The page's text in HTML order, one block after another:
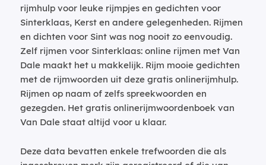
rijmhulp voor leuke rijmpjes en gedichten voor
Sinterklaas, Kerst en andere gelegenheden. Rijmen
en dichten voor Sint was nog nooit zo eenvoudig.
Zelf rijmen voor Sinterklaas: online rijmen met Van
Dale maakt het u makkelijk. Rijm mooie gedichten
met de rijmwoorden uit deze gratis onlinerijmhulp.
Rijmen op naam of zelfs spreekwoorden en
gezegden. Het gratis onlinerijmwoordenboek van
Van Dale staat altijd voor u klaar.
Deze data bevatten enkele trefwoorden die als